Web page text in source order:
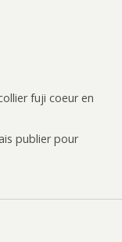
fuji coeur en
publier pour